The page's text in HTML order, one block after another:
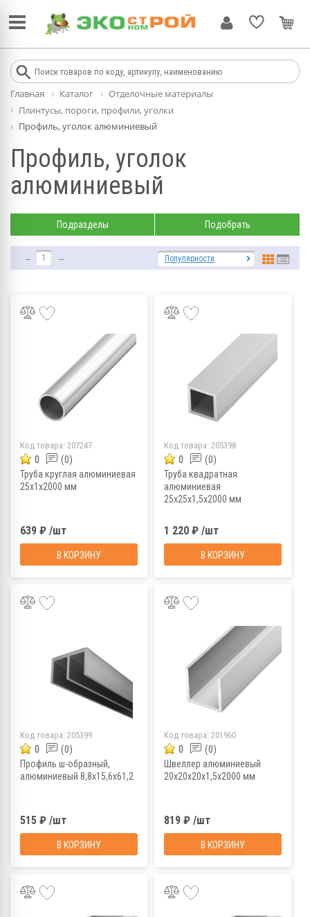
Главная Каталог
Отделочные материалы
Плинтусы, пороги, профили, уголки
Профиль, уголок алюминиевый
Профиль, уголок
алюминиевый
Подразделы Подобрать
← 1 → Популярности
Код товара: 207247
0 (0)
Труба круглая алюминиевая
25х1х2000 мм
639 ₽ /шт
В КОРЗИНУ
Код товара: 205398
0 (0)
Труба квадратная
алюминиевая
25х25х1,5х2000 мм
1 220 ₽ /шт
В КОРЗИНУ
Код товара: 205399
0 (0)
Профиль ш-образный,
алюминиевый 8,8х15,6х61,2
515 ₽ /шт
В КОРЗИНУ
Код товара: 201960
0 (0)
Швеллер алюминиевый
20х20х20х1,5х2000 мм
819 ₽ /шт
В КОРЗИНУ